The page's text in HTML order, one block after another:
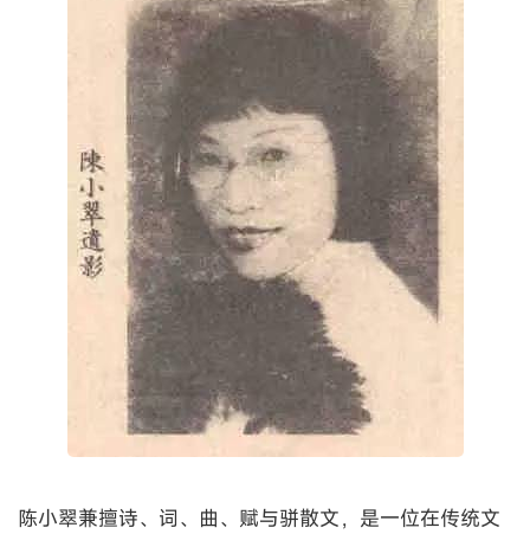
陈小翠兼擅诗、词、曲、赋与骈散文，是一位在传统文